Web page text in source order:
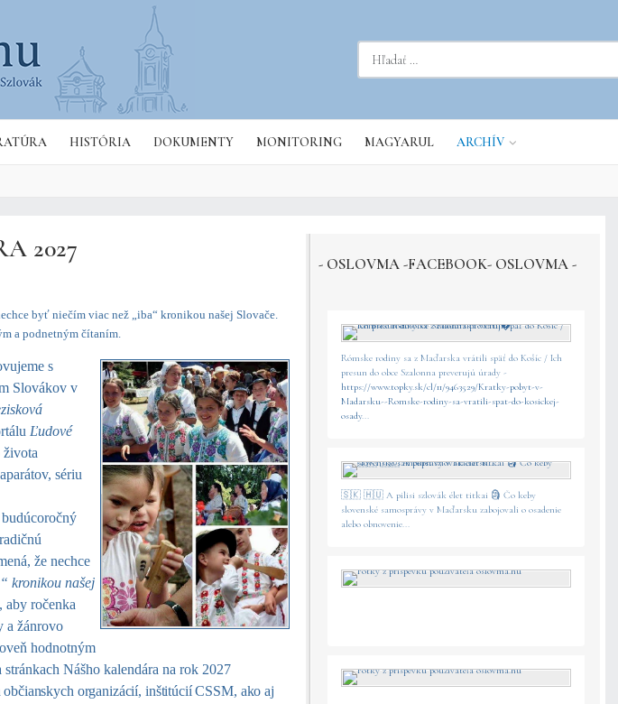
HISTÓRIA DOKUMENTY MONITORING MAGYARUL ARCHÍV
2027
byť niečím viac než „iba“ kronikou našej Slovače.
a podnetným čítaním.
s
Slovákov v
Ľudové
sériu
že nechce
kronikou našej
aby ročenka
a žánrovo
hodnotným
Nášho kalendára na rok 2027
občianskych organizácií, inštitúcií CSSM, ako aj
- OSLOVMA -FACEBOOK- OSLOVMA -
Rómske rodiny sa z Maďarska vrátili späť do Košíc / Ich
presun do obce Szalonna preverujú úrady -
https://www.topky.sk/cl/11/9463529/Kratky-pobyt-v-
Madarsku--Romske-rodiny-sa-vratili-spat-do-kosickej-
osady...
🇸🇰 🇭🇺 A pilisi szlovák élet titkai 🗿 Čo keby
slovenské samosprávy v Maďarsku zabojovali o osadenie
alebo obnovenie...